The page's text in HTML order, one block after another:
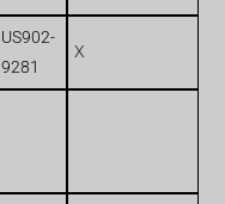
US902-
9281
X